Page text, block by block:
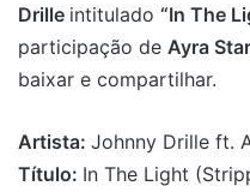
Drille intitulado “In The
participação de Ayra
baixar e compartilhar.
Artista: Johnny Drille ft.
Título: In The Light